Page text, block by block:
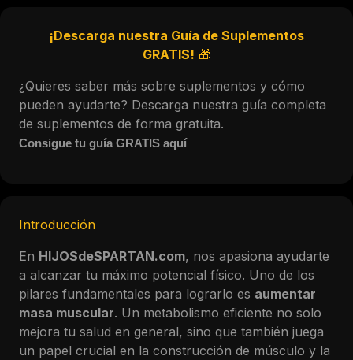
¡Descarga nuestra Guía de Suplementos
GRATIS! 🎁
¿Quieres saber más sobre suplementos y cómo
pueden ayudarte? Descarga nuestra guía completa
de suplementos de forma gratuita.
Consigue tu guía GRATIS aquí
Introducción
En HIJOSdeSPARTAN.com, nos apasiona ayudarte
a alcanzar tu máximo potencial físico. Uno de los
pilares fundamentales para lograrlo es aumentar
masa muscular. Un metabolismo eficiente no solo
mejora tu salud en general, sino que también juega
un papel crucial en la construcción de músculo y la